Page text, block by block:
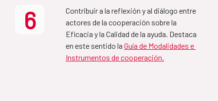
MAP Mozambique-España
6
Contribuir a la reflexión y al diálogo entre
actores de la cooperación sobre la
Eficacia y la Calidad de la ayuda. Destaca
en este sentido la Guía de Modalidades e
Instrumentos de cooperación.